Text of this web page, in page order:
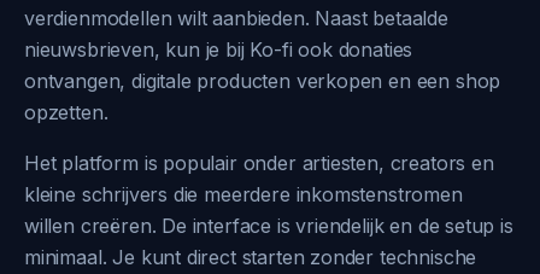
verdienmodellen wilt aanbieden. Naast betaalde
nieuwsbrieven, kun je bij Ko-fi ook donaties
ontvangen, digitale producten verkopen en een shop
opzetten.
Het platform is populair onder artiesten, creators en
kleine schrijvers die meerdere inkomstenstromen
willen creëren. De interface is vriendelijk en de setup is
minimaal. Je kunt direct starten zonder technische